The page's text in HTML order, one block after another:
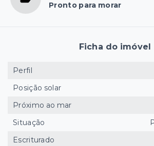
Pronto para morar
Ficha do imóvel
Perfil
Posição solar
Próximo ao mar
Situação
Escriturado